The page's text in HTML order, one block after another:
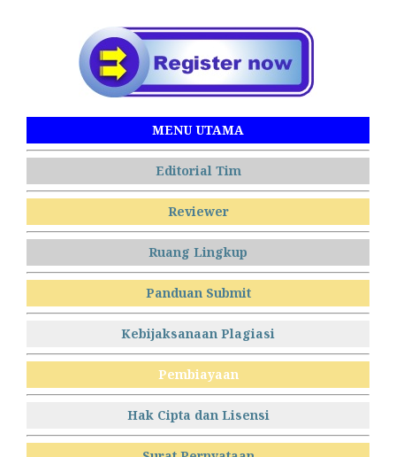
MENU UTAMA
Editorial Tim
Reviewer
Ruang Lingkup
Panduan Submit
Kebijaksanaan Plagiasi
Pembiayaan
Hak Cipta dan Lisensi